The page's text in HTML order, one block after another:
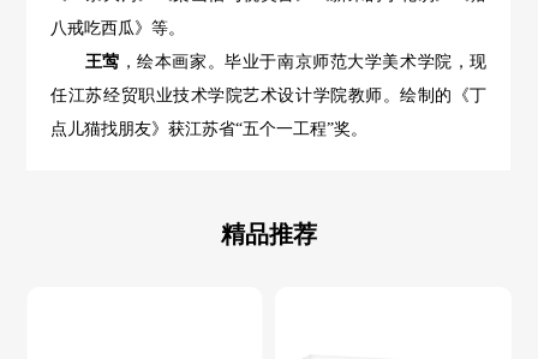
八戒吃西瓜》等。
王莺 ，绘本画家。毕业于南京师范大学美术学院，现
任江苏经贸职业技术学院艺术设计学院教师。绘制的《丁
点儿猫找朋友》获江苏省“五个一工程”奖。
精品推荐